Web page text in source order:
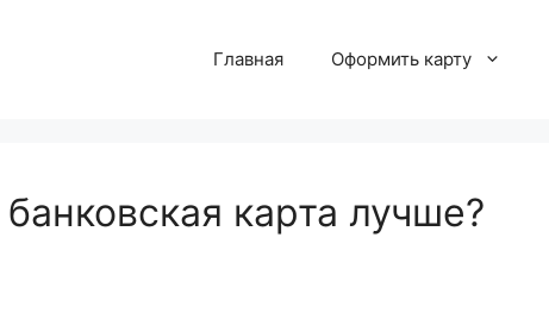
Главная Оформить карту
карта лучше?